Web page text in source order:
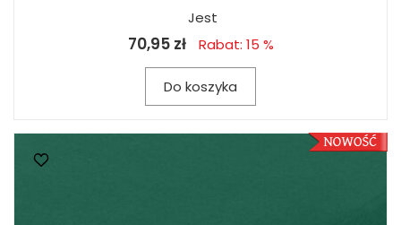
Jest
70,95 zł Rabat: 15 %
Do koszyka